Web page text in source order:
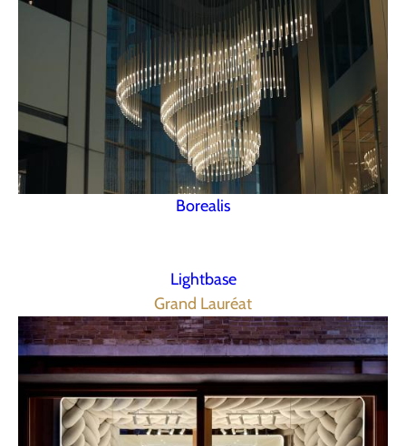
Borealis
Lightbase
Grand Lauréat